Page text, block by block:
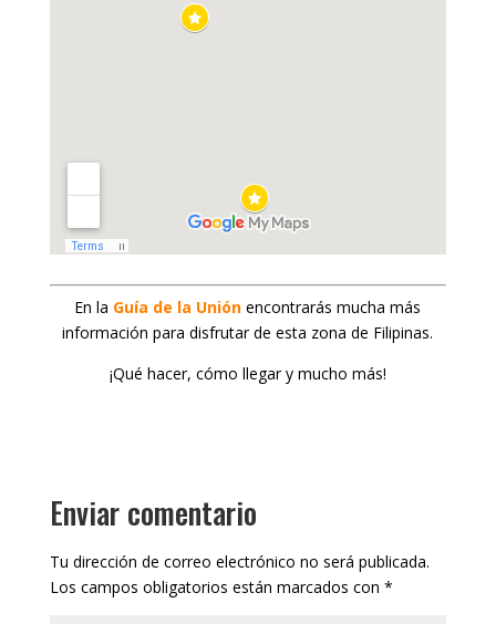
En la Guía de la Unión encontrarás mucha más
información para disfrutar de esta zona de Filipinas.
¡Qué hacer, cómo llegar y mucho más!
Enviar comentario
Tu dirección de correo electrónico no será publicada.
Los campos obligatorios están marcados con *